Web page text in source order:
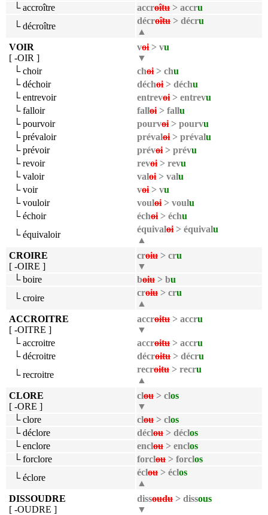
└ accroître
accroîtu > accru
└ décroître
décroîtu > décru
▲
VOIR
[ -OIR ]
voi > vu
▼
└ choir
choi > chu
└ déchoir
déchoi > déchu
└ entrevoir
entrevoi > entrevu
└ falloir
falloi > fallu
└ pourvoir
pourvoi > pourvu
└ prévaloir
prévaloi > prévalu
└ prévoir
prévoi > prévu
└ revoir
revoi > revu
└ valoir
valoi > valu
└ voir
voi > vu
└ vouloir
vouloi > voulu
└ échoir
échoi > échu
└ équivaloir
équivaloi > équivalu
▲
CROIRE
[ -OIRE ]
croiu > cru
▼
└ boire
boiu > bu
└ croire
croiu > cru
▲
ACCROITRE
[ -OITRE ]
accroitu > accru
▼
└ accroitre
accroitu > accru
└ décroitre
décroitu > décru
└ recroitre
recroitu > recru
▲
CLORE
[ -ORE ]
clou > clos
▼
└ clore
clou > clos
└ déclore
déclou > déclos
└ enclore
enclou > enclos
└ forclore
forclou > forclos
└ éclore
éclou > éclos
▲
DISSOUDRE
[ -OUDRE ]
dissoudu > dissous
▼